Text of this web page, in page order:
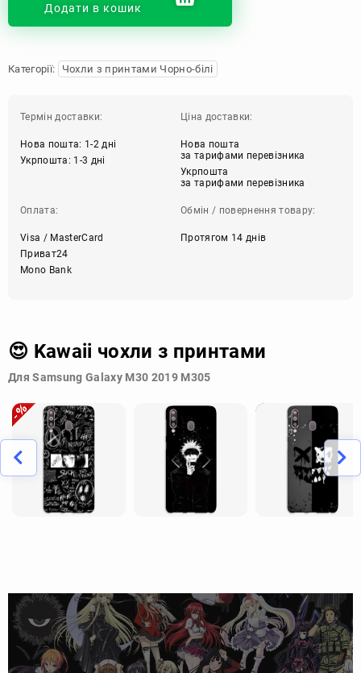
Додати в кошик
Категорії: Чохли з принтами Чорно-білі
Термін доставки:
Нова пошта: 1-2 дні
Укрпошта: 1-3 дні
Ціна доставки:
Нова пошта
за тарифами перевізника
Укрпошта
за тарифами перевізника
Оплата:
Visa / MasterCard
Приват24
Mono Bank
Обмін / повернення товару:
Протягом 14 днів
😍 Kawaii чохли з принтами
Для Samsung Galaxy M30 2019 M305